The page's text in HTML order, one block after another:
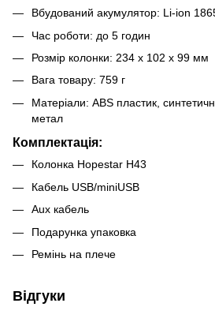
Вбудований акумулятор: Li-ion
Час роботи: до 5 годин
Розмір колонки: 234 х 102 х 99 мм
Вага товару: 759 г
Матеріали: ABS пластик,
метал
Комплектація:
Колонка Hopestar H43
Кабель USB/miniUSB
Aux кабель
Подарунка упаковка
Ремінь на плече
Відгуки